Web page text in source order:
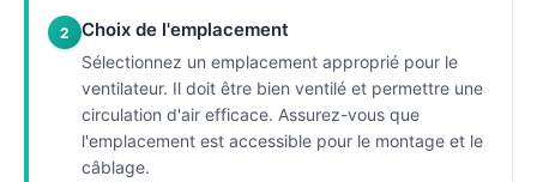
2 Choix de l'emplacement
Sélectionnez un emplacement approprié pour le
ventilateur. Il doit être bien ventilé et permettre une
circulation d'air efficace. Assurez-vous que
l'emplacement est accessible pour le montage et le
câblage.